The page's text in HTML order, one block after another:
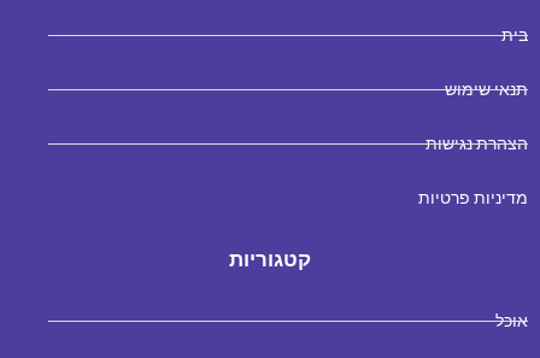
בית
תנאי שימוש
הצהרת נגישות
מדיניות פרטיות
קטגוריות
אוכל